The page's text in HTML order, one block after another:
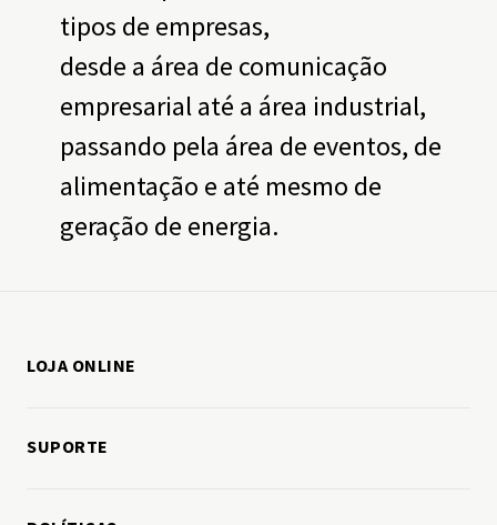
tipos de empresas,
desde a área de comunicação
empresarial até a área industrial,
passando pela área de eventos, de
alimentação e até mesmo de
geração de energia.
LOJA ONLINE
SUPORTE